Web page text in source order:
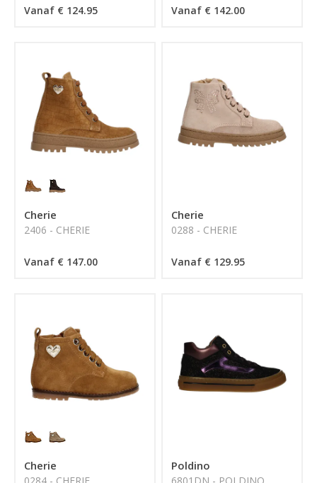
Vanaf € 124.95
Vanaf € 142.00
Cherie
2406 - CHERIE
Vanaf € 147.00
Cherie
0288 - CHERIE
Vanaf € 129.95
Cherie Poldino